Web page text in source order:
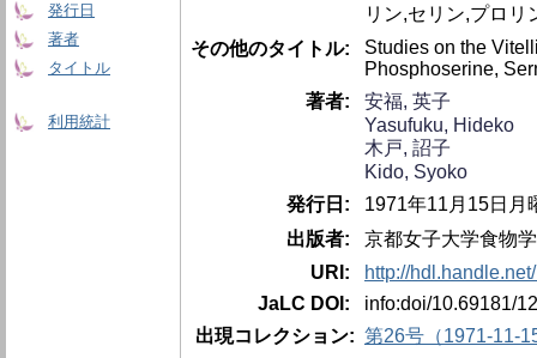
発行日
著者
タイトル
利用統計
リン,セリン,プロリ
その他のタイトル:
Studies on the
Phosphoserine,
著者:
安福, 英子
Yasufuku, Hideko
木戸, 詔子
Kido, Syoko
発行日:
1971年11月15日月
出版者:
京都女子大学食物
URI:
http://
JaLC DOI:
info:doi/10.69181/
出現コレクション: 第26号（1971-11-